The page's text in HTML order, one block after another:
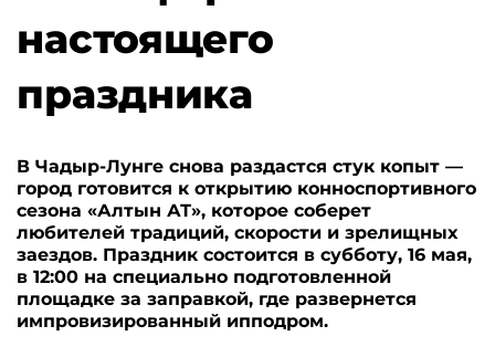
настоящего
праздника
В Чадыр-Лунге снова раздастся стук копыт —
город готовится к открытию конноспортивного
сезона «Алтын АТ», которое соберет
любителей традиций, скорости и зрелищных
заездов. Праздник состоится в субботу, 16 мая,
в 12:00 на специально подготовленной
площадке за заправкой, где развернется
импровизированный ипподром.